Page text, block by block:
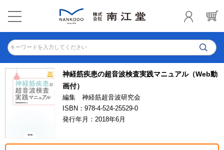
キーワードを入力してください
神経筋疾患の超音波検査実践マニュアル（Web動
画付）
編集 神経筋超音波研究会
ISBN：978-4-524-25529-0
発行年月：2018年6月